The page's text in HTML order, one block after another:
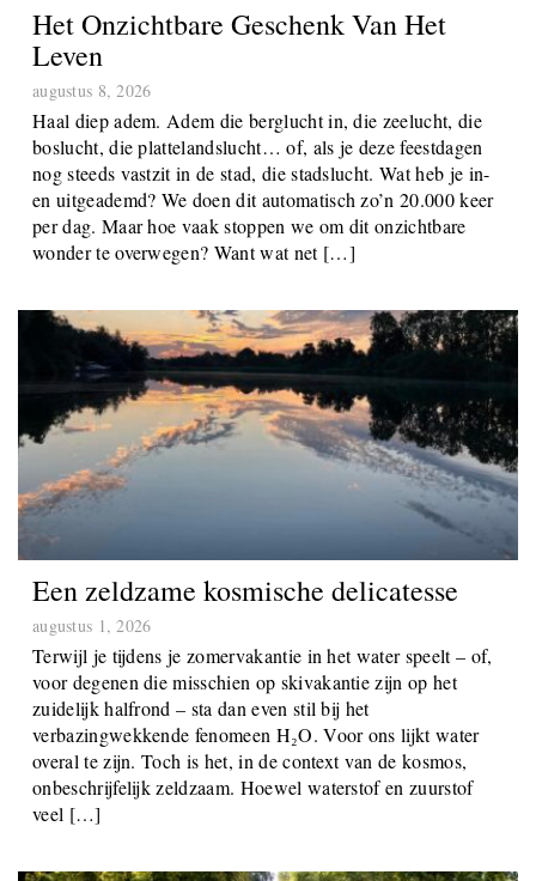
Het Onzichtbare Geschenk Van Het
Leven
augustus 8, 2026
Haal diep adem. Adem die berglucht in, die zeelucht, die
boslucht, die plattelandslucht… of, als je deze feestdagen
nog steeds vastzit in de stad, die stadslucht. Wat heb je in-
en uitgeademd? We doen dit automatisch zo’n 20.000 keer
per dag. Maar hoe vaak stoppen we om dit onzichtbare
wonder te overwegen? Want wat net […]
Een zeldzame kosmische delicatesse
augustus 1, 2026
Terwijl je tijdens je zomervakantie in het water speelt – of,
voor degenen die misschien op skivakantie zijn op het
zuidelijk halfrond – sta dan even stil bij het
verbazingwekkende fenomeen H₂O. Voor ons lijkt water
overal te zijn. Toch is het, in de context van de kosmos,
onbeschrijfelijk zeldzaam. Hoewel waterstof en zuurstof
veel […]